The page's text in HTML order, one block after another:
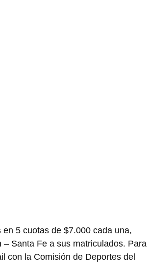
5 cuotas de $7.000 cada una,
Santa Fe a sus matriculados. Para
con la Comisión de Deportes del